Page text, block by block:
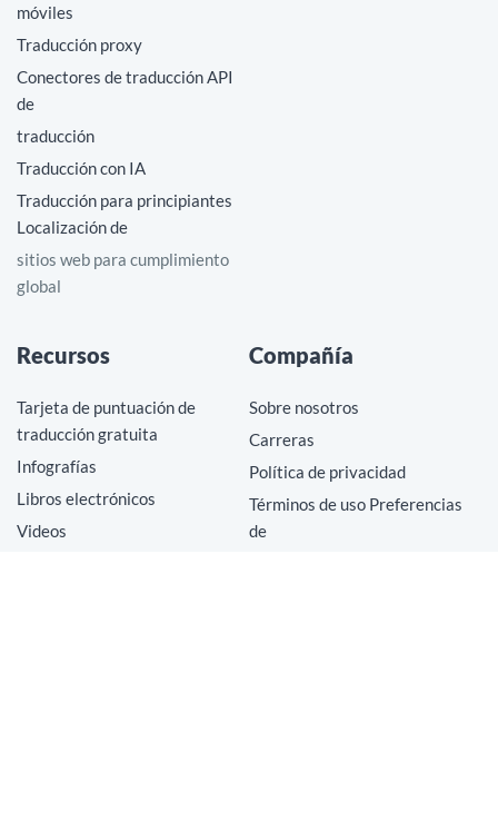
móviles
Traducción proxy
Conectores de traducción API
de
traducción
Traducción con IA
Traducción para principiantes
Localización de
sitios web para cumplimiento
global
Recursos
Tarjeta de puntuación de
traducción gratuita
Infografías
Libros electrónicos
Videos
Compañía
Sobre nosotros
Carreras
Política de privacidad
Términos de uso Preferencias
de